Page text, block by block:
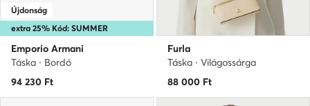
extra 25% Kód: SUMMER
Újdonság
Emporio Armani
Táska · Bordó
94 230 Ft
Furla
Táska · Világossárga
88 000 Ft